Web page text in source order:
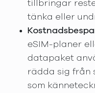
tillbringar
tänka eller
eSIM-planer
datapaket
rädda sig från
som